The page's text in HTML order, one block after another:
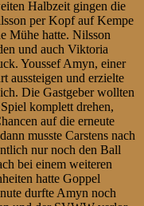
Halbzeit gingen die
per Kopf auf Kempe
Mühe hatte. Nilsson
und auch Viktoria
Youssef Amyn, einer
aussteigen und erzielte
Die Gastgeber wollten
komplett drehen,
auf die erneute
musste Carstens nach
nur noch den Ball
bei einem weiteren
hatte Goppel
durfte Amyn noch